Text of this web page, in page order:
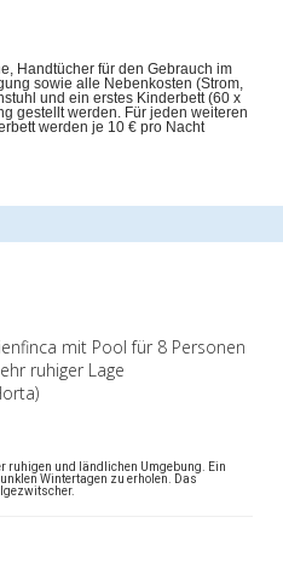
Handtücher für den Gebrauch im
sowie alle Nebenkosten (Strom,
und ein erstes Kinderbett (60 x
gestellt werden. Für jeden weiteren
werden je 10 € pro Nacht
mit Pool für 8 Personen
ruhiger Lage
ruhigen und ländlichen Umgebung. Ein
Wintertagen zu erholen. Das